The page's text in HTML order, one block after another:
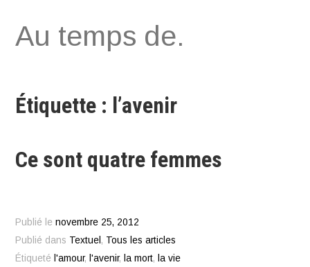
au
Au temps de.
Étiquette : l’avenir
Ce sont quatre femmes
Publié lenovembre 25, 2012
Publié dans Textuel , Tous les articles
Étiqueté l'amour, l'avenir, la mort, la vie